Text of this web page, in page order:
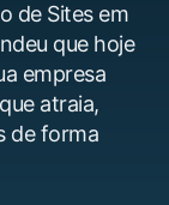
de Sites em
que hoje
empresa
atraia,
de forma